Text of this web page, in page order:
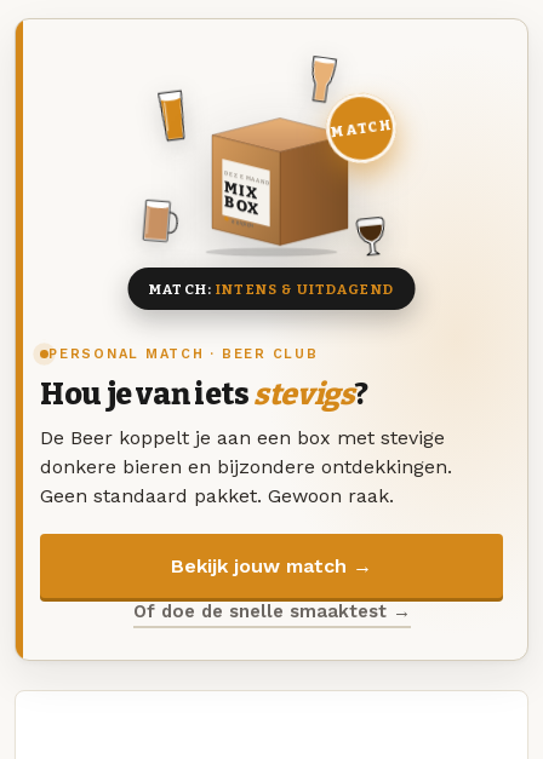
PERSONAL MATCH · BEER CLUB
Hou je van ietsstevigs?
De Beer koppelt je aan een box met stevige
donkere bieren en bijzondere ontdekkingen.
Geen standaard pakket. Gewoon raak.
Bekijk jouw match →
Of doe de snelle smaaktest →
DEZE MAAND
MIX
BOX
8 BIEREN
MATCH
MATCH:INTENS & UITDAGEND